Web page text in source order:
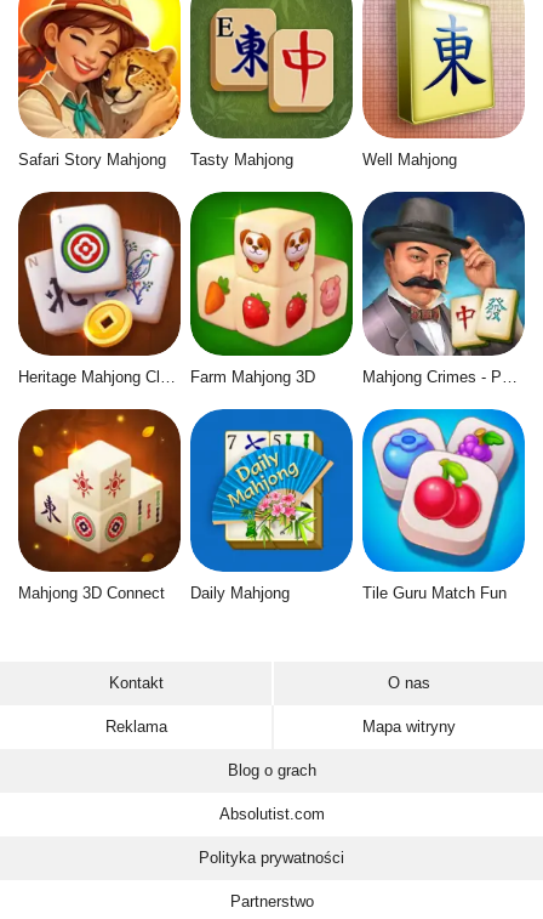
Safari Story Mahjong Tasty Mahjong Well Mahjong
Farm Mahjong 3D
Mahjong 3D Connect Daily Mahjong Tile Guru Match Fun
Kontakt O nas
Reklama Mapa witryny
Blog o grach
Absolutist.com
Polityka prywatności
Partnerstwo